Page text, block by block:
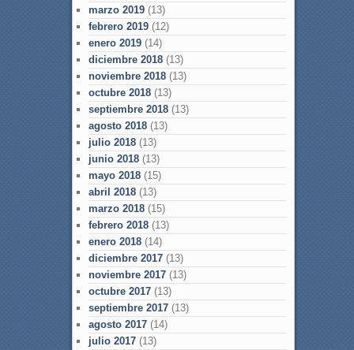
marzo 2019(13)
febrero 2019(12)
enero 2019(14)
diciembre 2018(13)
noviembre 2018(13)
octubre 2018(13)
septiembre 2018(13)
agosto 2018(13)
julio 2018(13)
junio 2018(13)
mayo 2018(15)
abril 2018(13)
marzo 2018(15)
febrero 2018(13)
enero 2018(14)
diciembre 2017(13)
noviembre 2017(13)
octubre 2017(13)
septiembre 2017(13)
agosto 2017(14)
julio 2017(13)